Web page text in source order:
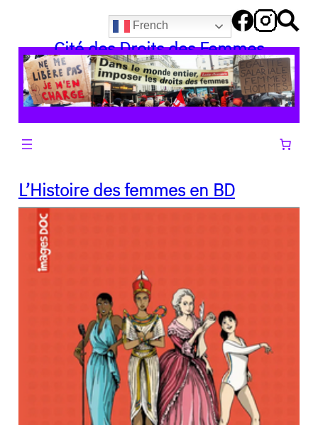
contenu
French
Cité des Droits des Femmes
L’Histoire des femmes en BD